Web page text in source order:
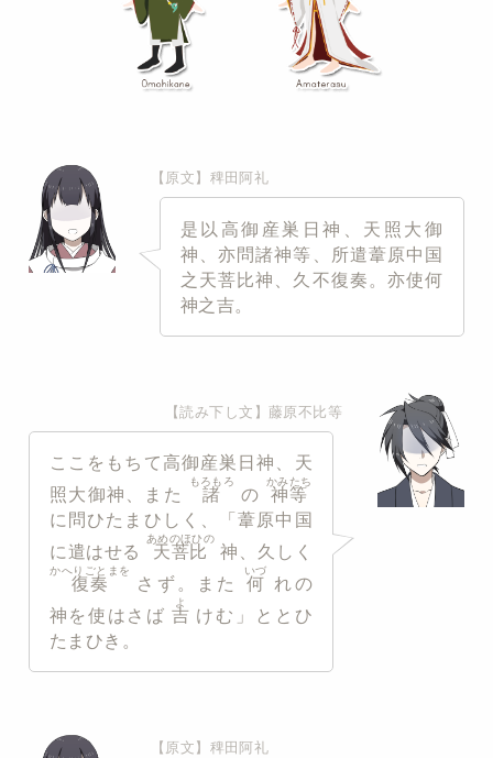
【原文】稗田阿礼
是以高御産巣日神、天照大御
神、亦問諸神等、所遣葦原中国
之天菩比神、久不復奏。亦使何
神之吉。
【読み下し文】藤原不比等
ここをもちて高御産巣日神、天
照大御神、また
諸
もろもろ
の 神等
かみたち
に問ひたまひしく、「葦原中国
に遣はせる
天菩比
あめのほひの
神、久しく
復奏
かへりごとまを
さず。また 何
いづ
れの
神を使はさば 吉
よ
たまひき。
【原文】稗田阿礼